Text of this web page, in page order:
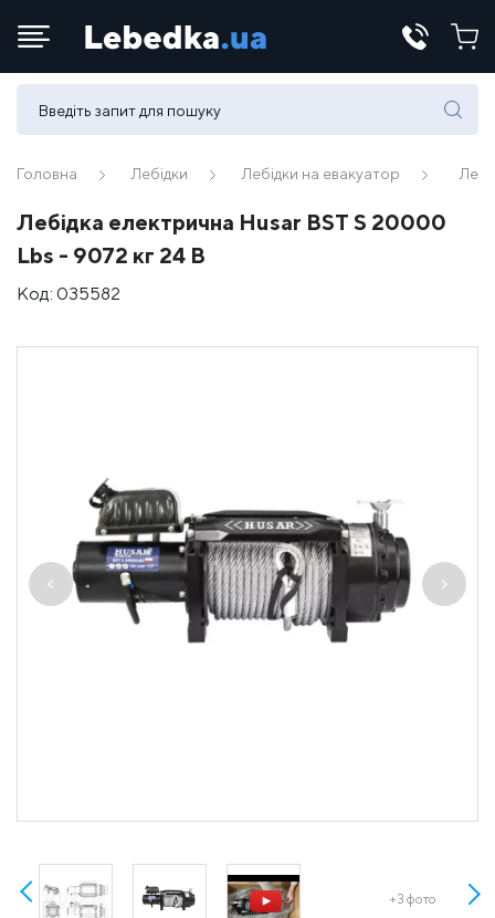
Телефони:
(067) 430 82-15
Головна Лебідки Лебідки на евакуатор
Лебідка електрична Husar BST S 20000
Lbs - 9072 кг 24 В
Код: 035582
+3 фото